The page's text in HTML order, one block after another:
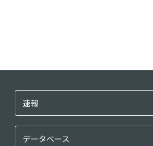
速報
データベース